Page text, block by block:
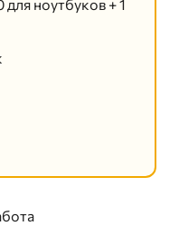
для ноутбуков + 1